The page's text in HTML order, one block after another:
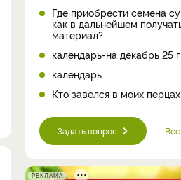
Где приобрести семена
как в дальнейшем
материал?
календарь-на декабрь 25 г
календарь
Кто завелся в моих
Задать вопрос
РЕКЛАМА